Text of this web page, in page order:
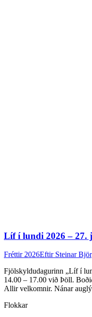
Líf í lundi 2026 – 27.
Fréttir 2026Eftir Steinar
Fjölskyldudagurinn „Líf í
14.00 – 17.00 við Þöll.
Allir velkomnir. Nánar
Flokkar